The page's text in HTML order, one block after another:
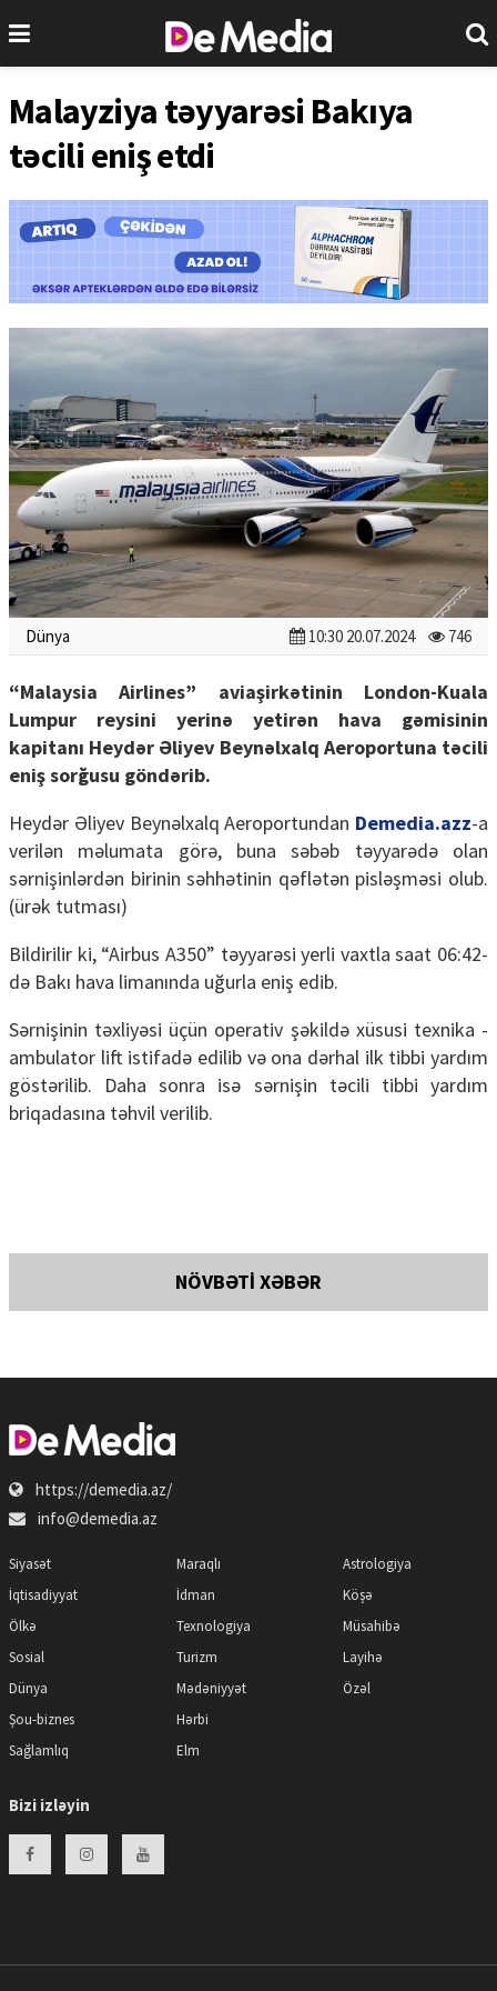
Malayziya təyyarəsi Bakıya
təcili eniş etdi
Dünya 10:30 20.07.2024 746
“Malaysia Airlines” aviaşirkətinin London-Kuala
Lumpur reysini yerinə yetirən hava gəmisinin
kapitanı Heydər Əliyev Beynəlxalq Aeroportuna təcili
eniş sorğusu göndərib.
Heydər Əliyev Beynəlxalq Aeroportundan Demedia.azz-a
verilən məlumata görə, buna səbəb təyyarədə olan
sərnişinlərdən birinin səhhətinin qəflətən pisləşməsi olub.
(ürək tutması)
Bildirilir ki, “Airbus A350” təyyarəsi yerli vaxtla saat 06:42-
də Bakı hava limanında uğurla eniş edib.
Sərnişinin təxliyəsi üçün operativ şəkildə xüsusi texnika -
ambulator lift istifadə edilib və ona dərhal ilk tibbi yardım
göstərilib. Daha sonra isə sərnişin təcili tibbi yardım
briqadasına təhvil verilib.
NÖVBƏTİ XƏBƏR
https://demedia.az/
info@demedia.az
Siyasət
İqtisadiyyat
Ölkə
Sosial
Dünya
Şou-biznes
Sağlamlıq
Maraqlı
İdman
Texnologiya
Turizm
Mədəniyyət
Hərbi
Elm
Astrologiya
Köşə
Müsahibə
Layihə
Özəl
Bizi izləyin